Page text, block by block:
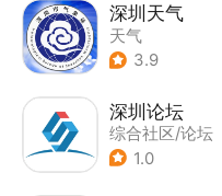
深圳天气
天气
3.9
深圳论坛
综合社区/论坛
1.0